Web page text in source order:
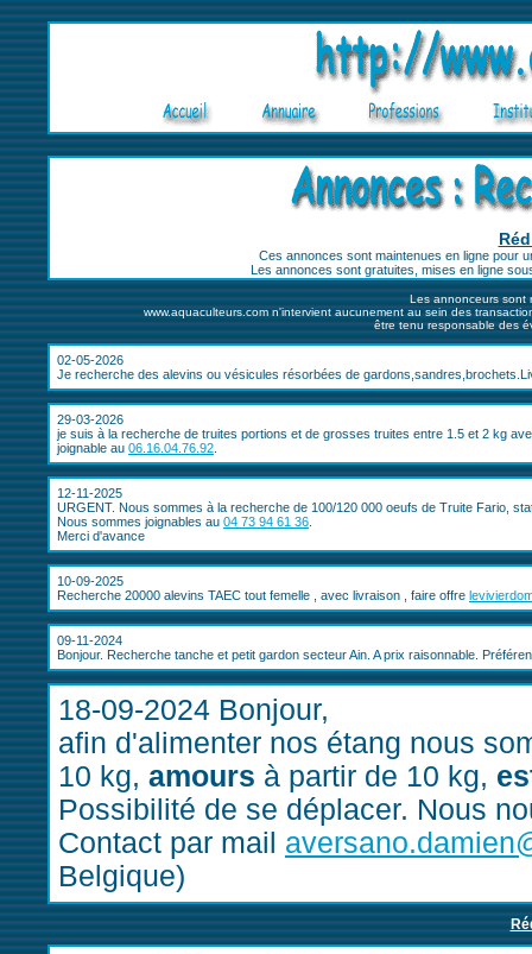
Ces annonces sont maintenues en ligne pour
Les annonces sont gratuites, mises en ligne
Les annonceurs sont
www.aquaculteurs.com n'intervient aucunement au sein des
être tenu responsable des
02-05-2026
Je recherche des alevins ou vésicules résorbées de
29-03-2026
je suis à la recherche de truites portions et de grosses truites entre 1.5 et 2 kg
joignable au 06.16.04.76.92
12-11-2025
URGENT. Nous sommes à la recherche de 100/120 000 oeufs de Truite Fario,
Nous sommes joignables au 04 73 94 61 36
Merci d'avance
10-09-2025
Recherche 20000 alevins TAEC tout femelle , avec livraison , faire offre
09-11-2024
Bonjour. Recherche tanche et petit gardon secteur Ain. A prix raisonnable.
18-09-2024 Bonjour,
afin d'alimenter nos étang nous
10 kg, amours à partir de 10 kg,
Possibilité de se déplacer. Nous
Contact par mail
Belgique)